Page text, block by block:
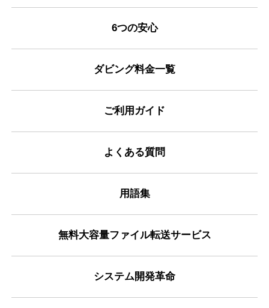
6つの安心
ダビング料金一覧
ご利用ガイド
よくある質問
用語集
無料大容量ファイル転送サービス
システム開発革命